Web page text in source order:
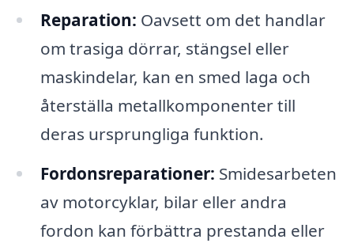
Reparation: Oavsett om det handlar
om trasiga dörrar, stängsel eller
maskindelar, kan en smed laga och
återställa metallkomponenter till
deras ursprungliga funktion.
Fordonsreparationer: Smidesarbeten
av motorcyklar, bilar eller andra
fordon kan förbättra prestanda eller